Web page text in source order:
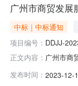
广州市商贸发展
中标｜中标通知
项目编号： DDJJ-
正文内容： 广州市商
一、报价
发布时间： 2023-12-